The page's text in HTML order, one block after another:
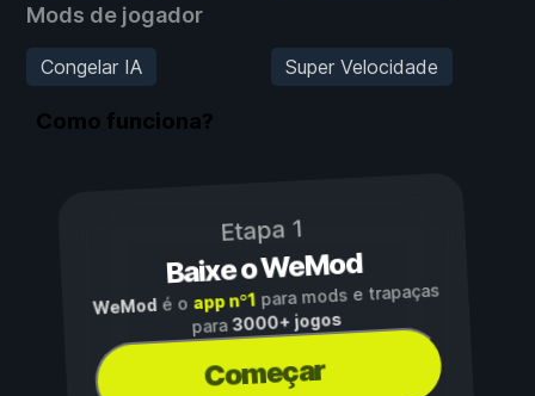
Mods de jogador
Congelar IA Super Velocidade
Como funciona?
Etapa 1
Baixe o WeMod
WeModé o app nº1para mods e trapaças
para3000+ jogos
Começar